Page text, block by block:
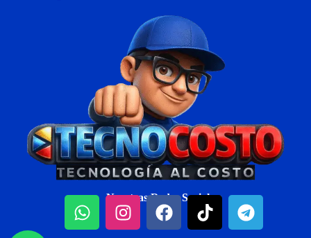
Nuestras Redes Sociales: